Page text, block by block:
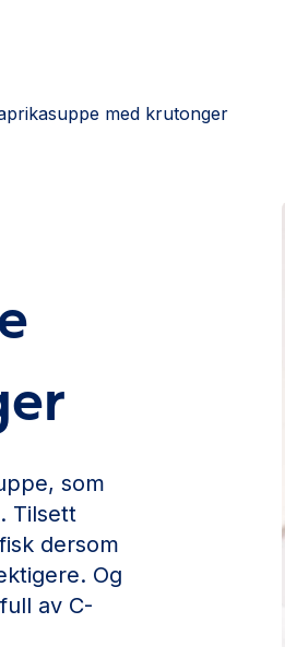
med krutonger
som
Tilsett
dersom
Og
av C-